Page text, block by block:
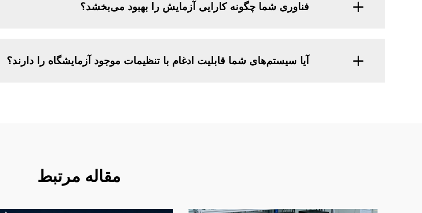
فناوری شما چگونه کارایی آزمایش را بهبود می‌بخشد؟
آیا سیستم‌های شما قابلیت ادغام با تنظیمات موجود آزمایشگاه را دارند؟
مقاله مرتبط